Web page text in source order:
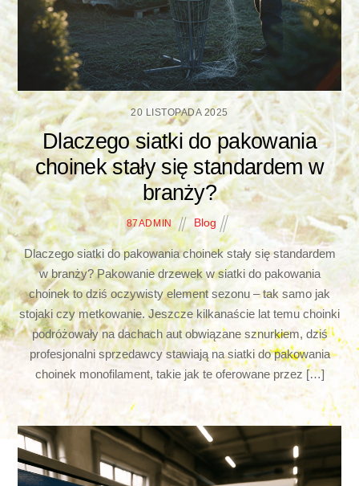
20 LISTOPADA 2025
Dlaczego siatki do pakowania
choinek stały się standardem w
branży?
87ADMIN Blog
Dlaczego siatki do pakowania choinek stały się standardem
w branży? Pakowanie drzewek w siatki do pakowania
choinek to dziś oczywisty element sezonu – tak samo jak
stojaki czy metkowanie. Jeszcze kilkanaście lat temu choinki
podróżowały na dachach aut obwiązane sznurkiem, dziś
profesjonalni sprzedawcy stawiają na siatki do pakowania
choinek monofilament, takie jak te oferowane przez […]